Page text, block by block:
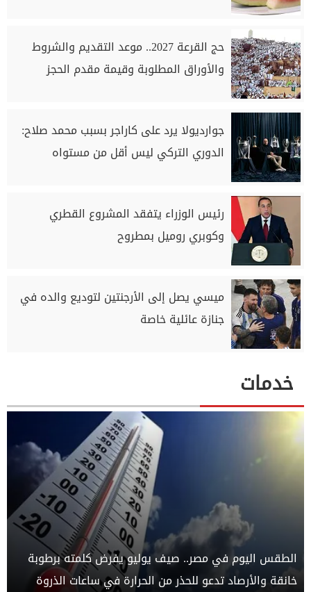
حج القرعة 2027.. موعد التقديم والشروط
والأوراق المطلوبة وقيمة مقدم الحجز
جوارديولا يرد على كاراجر بسبب محمد صلاح:
الدوري التركي ليس أقل من مستواه
رئيس الوزراء يتفقد المشروع القطري
وكوبري روميل بمطروح
ميسي يصل إلى الأرجنتين لتوديع والده في
جنازة عائلية خاصة
خدمات
الطقس اليوم في مصر.. صيف يوليو يفرض كلمته برطوبة
خانقة والأرصاد تدعو للحذر من الحرارة في ساعات الذروة